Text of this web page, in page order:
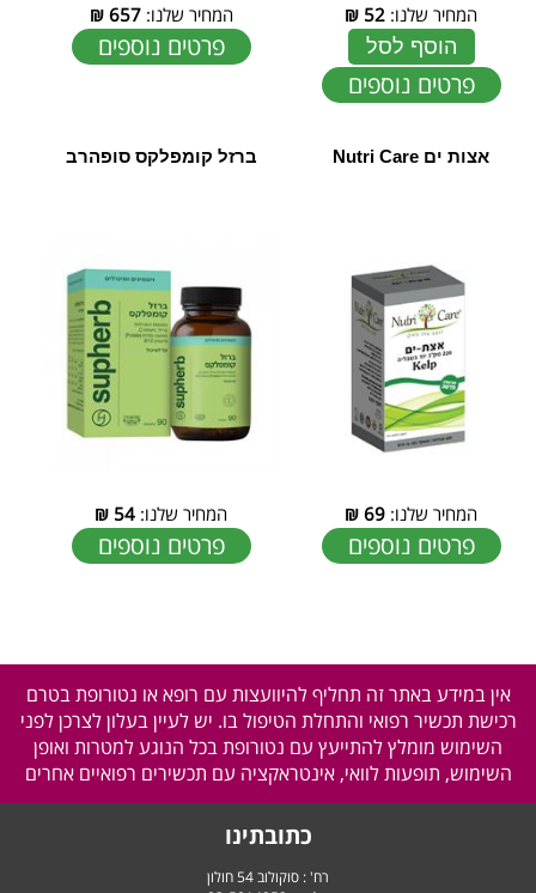
המחיר שלנו: 52
₪
הוסף לסל
פרטים נוספים
המחיר שלנו:657
₪
פרטים נוספים
אצות ים Nutri Care
המחיר שלנו: 69
₪
פרטים נוספים
ברזל קומפלקס סופהרב
המחיר שלנו: 54
₪
פרטים נוספים
אין במידע באתר זה תחליף להיוועצות עם רופא או נטורופת בטרם
רכישת תכשיר רפואי והתחלת הטיפול בו. יש לעיין בעלון לצרכן לפני
השימוש מומלץ להתייעץ עם נטורופת בכל הנוגע למטרות ואופן
השימוש, תופעות לוואי, אינטראקציה עם תכשירים רפואיים אחרים
כתובתינו
רח' : סוקולוב 54 חולון